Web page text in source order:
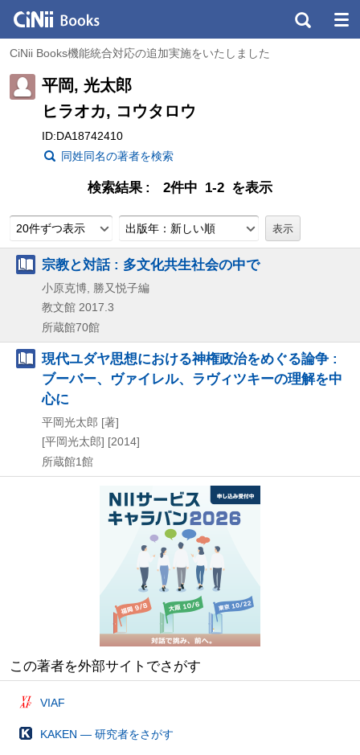
CiNii Books機能統合対応の追加実施をいたしました
平岡, 光太郎
ヒラオカ, コウタロウ
ID:DA18742410
同姓同名の著者を検索
検索結果 2件中 1-2 を表示
20件ずつ表示 出版年：新しい順
宗教と対話 : 多文化共生社会の中で
小原克博, 勝又悦子編
教文館 2017.3
所蔵館70館
現代ユダヤ思想における神権政治をめぐる論争 :
ブーバー、ヴァイレル、ラヴィツキーの理解を中
心に
平岡光太郎 [著]
[平岡光太郎] [2014]
所蔵館1館
この著者を外部サイトでさがす
VIAF
KAKEN — 研究者をさがす